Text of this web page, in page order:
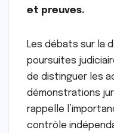
et preuves.
Les débats sur la
poursuites
de distinguer les
démonstrations
rappelle
contrôle